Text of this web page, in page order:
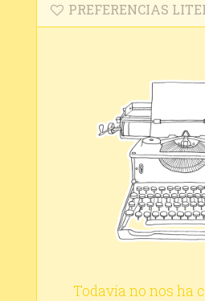
PREFERENCIAS
Todavía no nos ha